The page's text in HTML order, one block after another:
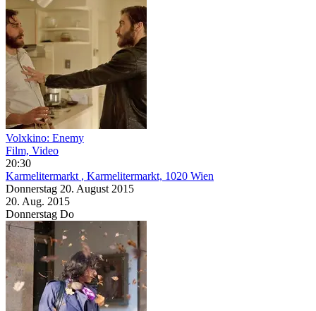
Volxkino: Enemy
Film, Video
20:30
Karmelitermarkt , Karmelitermarkt, 1020 Wien
Donnerstag 20. August 2015
20. Aug. 2015
Donnerstag Do